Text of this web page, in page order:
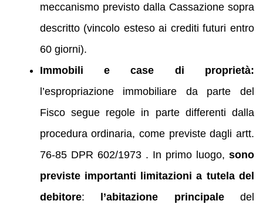
meccanismo previsto dalla Cassazione sopra
descritto (vincolo esteso ai crediti futuri entro
60 giorni).
Immobili e case di proprietà:
l’espropriazione immobiliare da parte del
Fisco segue regole in parte differenti dalla
procedura ordinaria, come previste dagli artt.
76-85 DPR 602/1973 . In primo luogo, sono
previste importanti limitazioni a tutela del
debitore: l’abitazione principaledel